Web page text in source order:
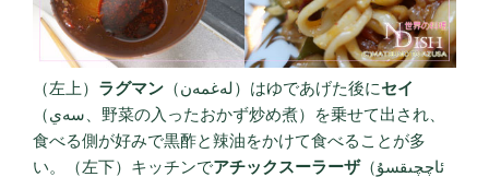
（左上） ラグマン （لەغمەن）はゆであげた後にセイ
（سەي、野菜の入ったおかず炒め煮）を乗せて出され、
食べる側が好みで黒酢と辣油をかけて食べることが多
い。（左下）キッチンでアチックスーラーザ（ئاچچىقسۇ